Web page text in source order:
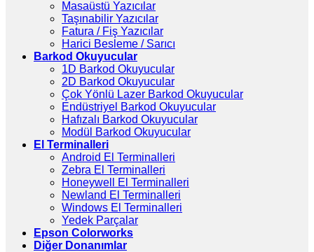
Masaüstü Yazıcılar
Taşınabilir Yazıcılar
Fatura / Fiş Yazıcılar
Harici Besleme / Sarıcı
Barkod Okuyucular
1D Barkod Okuyucular
2D Barkod Okuyucular
Çok Yönlü Lazer Barkod Okuyucular
Endüstriyel Barkod Okuyucular
Hafızalı Barkod Okuyucular
Modül Barkod Okuyucular
El Terminalleri
Android El Terminalleri
Zebra El Terminalleri
Honeywell El Terminalleri
Newland El Terminalleri
Windows El Terminalleri
Yedek Parçalar
Epson Colorworks
Diğer Donanımlar